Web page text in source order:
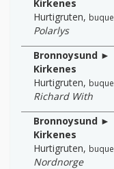
Kirkenes
Hurtigruten, buque
Polarlys
Bronnoysund ►
Kirkenes
Hurtigruten, buque
Richard With
Bronnoysund ►
Kirkenes
Hurtigruten, buque
Nordnorge